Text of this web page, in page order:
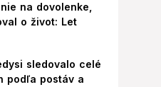
na dovolenke,
o život: Let
sledovalo celé
podľa postáv a